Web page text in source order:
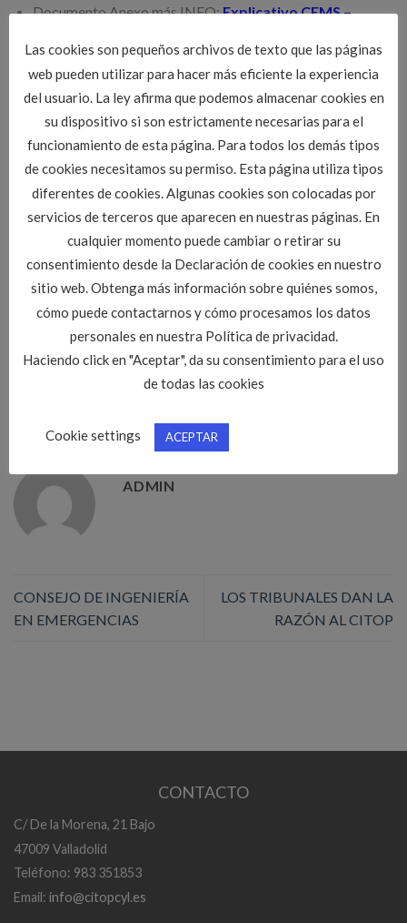
Documento Anexo más INFO:Explicativo CEMS –
Modalidad: Videoconferencia. (cada 6 semanas habrá una
Se dispondrá la sede del CITOP para seguir también las
clases por videoconferencia.
Si estas interesado apúntate YAenviando un mail
cloccidental@citop.eso llamando al983 35 18 53(horario
10:00-13:00h).
ADMIN
CONSEJO DE INGENIERÍA
EN EMERGENCIAS
LOS TRIBUNALES DAN LA
RAZÓN AL CITOP
CONTACTO
C/ De la Morena, 21 Bajo
47009 Valladolid
Teléfono: 983 351853
Email: info@citopcyl.es
Las cookies son pequeños archivos de texto que las páginas
web pueden utilizar para hacer más eficiente la experiencia
del usuario. La ley afirma que podemos almacenar cookies en
su dispositivo si son estrictamente necesarias para el
funcionamiento de esta página. Para todos los demás tipos
de cookies necesitamos su permiso. Esta página utiliza tipos
diferentes de cookies. Algunas cookies son colocadas por
servicios de terceros que aparecen en nuestras páginas. En
cualquier momento puede cambiar o retirar su
consentimiento desde la Declaración de cookies en nuestro
sitio web. Obtenga más información sobre quiénes somos,
cómo puede contactarnos y cómo procesamos los datos
personales en nuestra Política de privacidad.
Haciendo click en "Aceptar", da su consentimiento para el uso
de todas las cookies
Cookie settings ACEPTAR